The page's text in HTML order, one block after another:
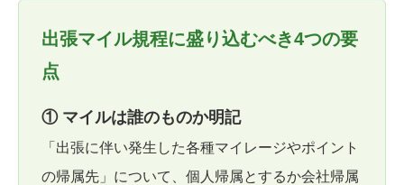
出張マイル規程に盛り込むべき4つの要
点
① マイルは誰のものか明記
「出張に伴い発生した各種マイレージやポイント
の帰属先」について、個人帰属とするか会社帰属